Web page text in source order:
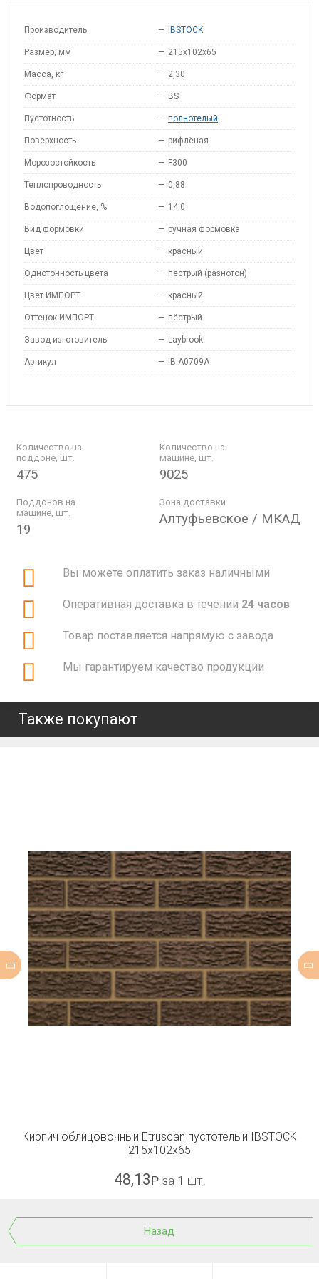
Производитель — IBSTOCK
Размер, мм — 215х102х65
Масса, кг — 2,30
Формат — BS
Пустотность — полнотелый
Поверхность — рифлёная
Морозостойкость — F300
Теплопроводность — 0,88
Водопоглощение, % — 14,0
Вид формовки — ручная формовка
Цвет — красный
Однотонность цвета — пестрый (разнотон)
Цвет ИМПОРТ — красный
Оттенок ИМПОРТ — пёстрый
Завод изготовитель — Laybrook
Артикул — IB A0709A
Количество на
поддоне, шт.
475
Количество на
машине, шт.
9025
Поддонов на
машине, шт.
19
Зона доставки
Алтуфьевское / МКАД
Вы можете оплатить заказ наличными
Оперативная доставка в течении 24 часов
Товар поставляется напрямую с завода
Мы гарантируем качество продукции
Также покупают
Кирпич облицовочный Etruscan пустотелый IBSTOCK
215x102x65
48,13Р за 1 шт.
Назад